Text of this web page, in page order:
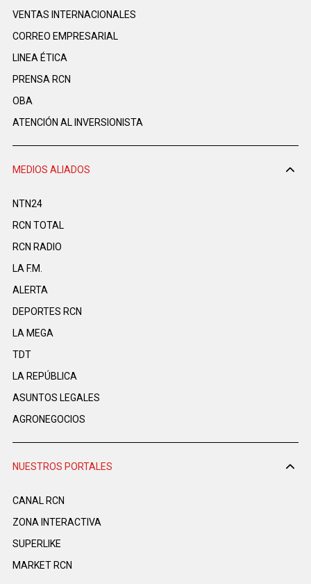
VENTAS INTERNACIONALES
CORREO EMPRESARIAL
LINEA ÉTICA
PRENSA RCN
OBA
ATENCIÓN AL INVERSIONISTA
MEDIOS ALIADOS
NTN24
RCN TOTAL
RCN RADIO
LA F.M.
ALERTA
DEPORTES RCN
LA MEGA
TDT
LA REPÚBLICA
ASUNTOS LEGALES
AGRONEGOCIOS
NUESTROS PORTALES
CANAL RCN
ZONA INTERACTIVA
SUPERLIKE
MARKET RCN